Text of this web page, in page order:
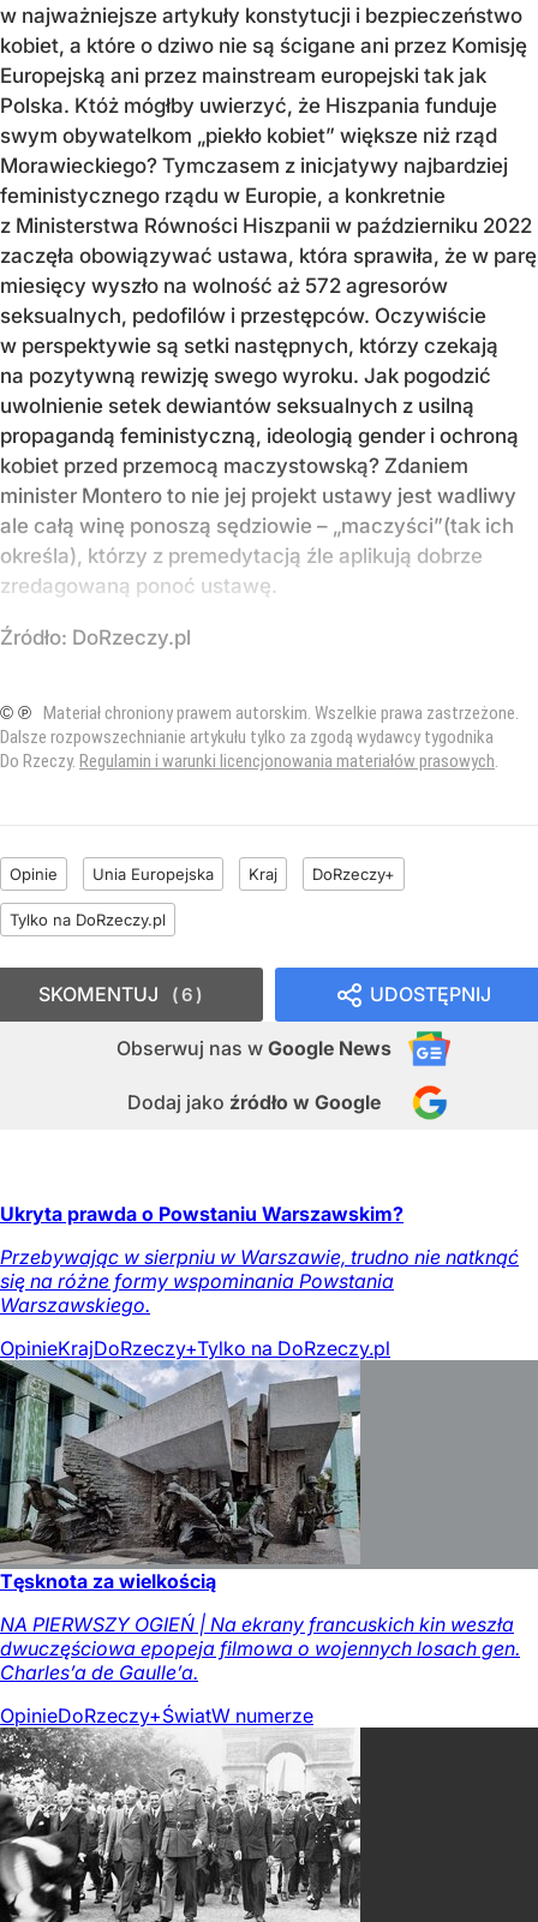
w najważniejsze artykuły konstytucji i bezpieczeństwo
kobiet, a które o dziwo nie są ścigane ani przez Komisję
Europejską ani przez mainstream europejski tak jak
Polska. Któż mógłby uwierzyć, że Hiszpania funduje
swym obywatelkom „piekło kobiet” większe niż rząd
Morawieckiego? Tymczasem z inicjatywy najbardziej
feministycznego rządu w Europie, a konkretnie
z Ministerstwa Równości Hiszpanii w październiku 2022
zaczęła obowiązywać ustawa, która sprawiła, że w parę
miesięcy wyszło na wolność aż 572 agresorów
seksualnych, pedofilów i przestępców. Oczywiście
w perspektywie są setki następnych, którzy czekają
na pozytywną rewizję swego wyroku. Jak pogodzić
uwolnienie setek dewiantów seksualnych z usilną
propagandą feministyczną, ideologią gender i ochroną
kobiet przed przemocą maczystowską? Zdaniem
minister Montero to nie jej projekt ustawy jest wadliwy
ale całą winę ponoszą sędziowie – „maczyści”(tak ich
określa), którzy z premedytacją źle aplikują dobrze
zredagowaną ponoć ustawę.
Źródło: DoRzeczy.pl
© ℗ Materiał chroniony prawem autorskim. Wszelkie prawa zastrzeżone.
Dalsze rozpowszechnianie artykułu tylko za zgodą wydawcy tygodnika
Do Rzeczy. Regulamin i warunki licencjonowania materiałów prasowych.
Opinie Unia Europejska Kraj DoRzeczy+
Tylko na DoRzeczy.pl
UDOSTĘPNIJ
Obserwuj nas w Google News
Dodaj jako źródło w Google
SKOMENTUJ 6
Ukryta prawda o Powstaniu Warszawskim?
Przebywając w sierpniu w Warszawie, trudno nie natknąć
się na różne formy wspominania Powstania
Warszawskiego.
OpinieKrajDoRzeczy+Tylko na DoRzeczy.pl
Tęsknota za wielkością
NA PIERWSZY OGIEŃ | Na ekrany francuskich kin weszła
dwuczęściowa epopeja filmowa o wojennych losach gen.
Charles’a de Gaulle’a.
OpinieDoRzeczy+ŚwiatW numerze